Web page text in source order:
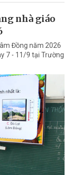
nhà giáo
Đồng năm 2026
7 - 11/9 tại Trường